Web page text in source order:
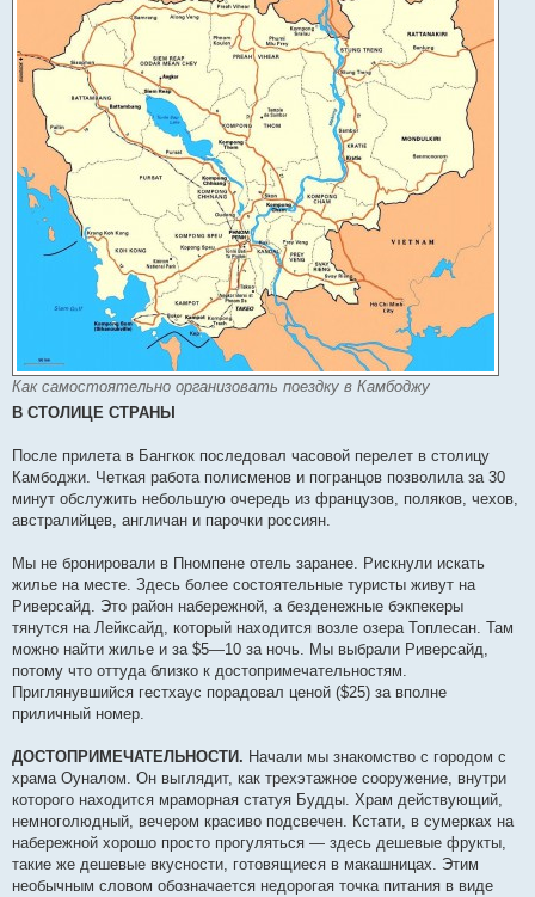
Как самостоятельно организовать поездку в Камбоджу
В СТОЛИЦЕ СТРАНЫ
После прилета в Бангкок последовал часовой перелет в столицу
Камбоджи. Четкая работа полисменов и погранцов позволила за 30
минут обслужить небольшую очередь из французов, поляков, чехов,
австралийцев, англичан и парочки россиян.
Мы не бронировали в Пномпене отель заранее. Рискнули искать
жилье на месте. Здесь более состоятельные туристы живут на
Риверсайд. Это район набережной, а безденежные бэкпекеры
тянутся на Лейксайд, который находится возле озера Топлесан. Там
можно найти жилье и за $5—10 за ночь. Мы выбрали Риверсайд,
потому что оттуда близко к достопримечательностям.
Приглянувшийся гестхаус порадовал ценой ($25) за вполне
приличный номер.
ДОСТОПРИМЕЧАТЕЛЬНОСТИ. Начали мы знакомство с городом с
храма Оуналом. Он выглядит, как трехэтажное сооружение, внутри
которого находится мраморная статуя Будды. Храм действующий,
немноголюдный, вечером красиво подсвечен. Кстати, в сумерках на
набережной хорошо просто прогуляться — здесь дешевые фрукты,
такие же дешевые вкусности, готовящиеся в макашницах. Этим
необычным словом обозначается недорогая точка питания в виде